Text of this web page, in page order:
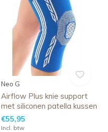
Neo G
Airflow Plus knie support
met siliconen patella kussen
€55,95
Incl. btw